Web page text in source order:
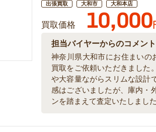
出張買取 大和市 大和本店
買取価格 10,000
担当バイヤーからのコメント
神奈川県大和市にお住まいの
買取をご依頼いただきました
や大容量ながらスリムな設計
感はございましたが、庫内・
ンを踏まえて査定いたしました